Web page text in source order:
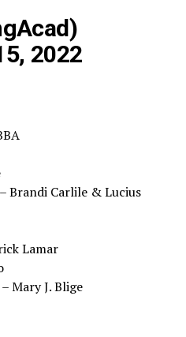
2022
Brandi Carlile & Lucius
Lamar
Mary J. Blige